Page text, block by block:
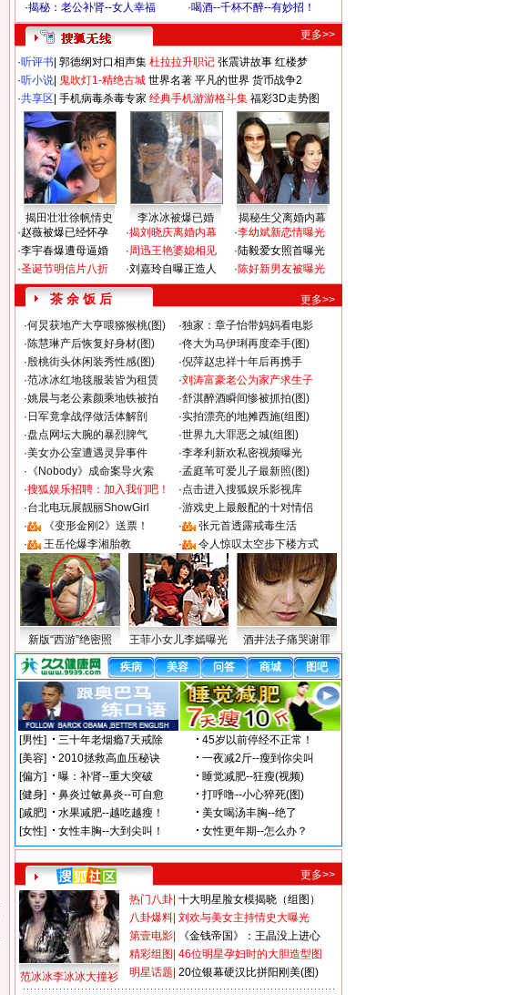
·揭秘：老公补肾--女人幸福 ·喝酒--千杯不醉--有妙招！
更多>>
·听评书 郭德纲对口相声集 杜拉拉升职记 张震讲故事 红楼梦
·听小说 鬼吹灯1-精绝古城 世界名著 平凡的世界 货币战争2
·共享区 手机病毒杀毒专家 经典手机游游格斗集 福彩3D走势图
揭田壮壮徐帆情史 李冰冰被爆已婚
揭秘生父离婚内幕
·赵薇被爆已经怀孕
·李宇春爆遭母逼婚
·圣诞节明信片八折
·揭刘晓庆离婚内幕
·周迅王艳婆媳相见
·刘嘉玲自曝正造人
·李幼斌新恋情曝光
·陆毅爱女照首曝光
·陈好新男友被曝光
茶 余 饭 后
更多>>
·何炅获地产大亨喂猕猴桃(图) ·独家：章子怡带妈妈看电影
·陈慧琳产后恢复好身材(图) ·佟大为马伊琍再度牵手(图)
·殷桃街头休闲装秀性感(图) ·倪萍赵忠祥十年后再携手
·范冰冰红地毯服装皆为租赁 ·刘涛富豪老公为家产求生子
·姚晨与老公素颜乘地铁被拍 ·舒淇醉酒瞬间惨被抓拍(图)
· 日军竟拿战俘做活体解剖 ·实拍漂亮的地摊西施(组图)
·盘点网坛大腕的暴烈脾气 ·世界九大罪恶之城(组图)
·美女办公室遭遇灵异事件 ·李孝利新欢私密视频曝光
· 《Nobody》成命案导火索 ·孟庭苇可爱儿子最新照(图)
·搜狐娱乐招聘：加入我们吧！ ·点击进入搜狐娱乐影视库
·台北电玩展靓丽ShowGirl ·游戏史上最般配的十对情侣
·
《变形金刚2》送票！ ·
张元首透露戒毒生活
·
王岳伦爆李湘胎教 · 令人惊叹太空步下楼方式
新版“西游”绝密照 王菲小女儿李嫣曝光 酒井法子痛哭谢罪
更多>>
范冰冰李冰冰大撞衫
热门八卦 十大明星脸女模揭晓（组图）
八卦爆料 刘欢与美女主持情史大曝光
第壹电影
《金钱帝国》：王晶没上进心
精彩组图 46位明星孕妇时的大胆造型图
明星话题 20位银幕硬汉比拼阳刚美(图)